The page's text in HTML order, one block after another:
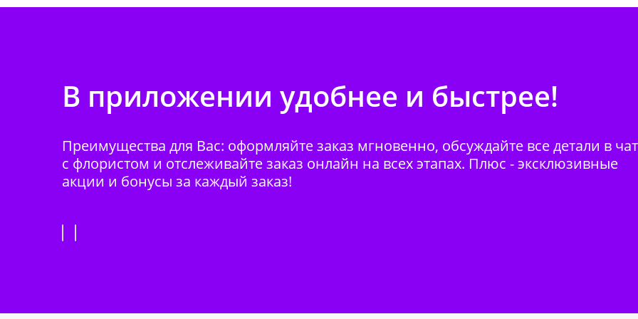
В приложении удобнее и быстрее!
Преимущества для Вас: оформляйте заказ мгновенно, обсуждайте все детали в
с флористом и отслеживайте заказ онлайн на всех этапах. Плюс - эксклюзивные
акции и бонусы за каждый заказ!